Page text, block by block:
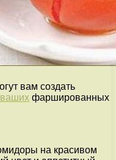
вам создать
фаршированных
на красивом